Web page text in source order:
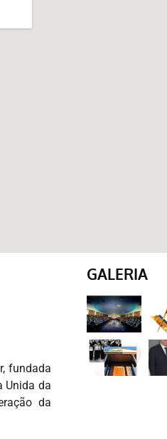
fundada
Unida da
da
GALERIA